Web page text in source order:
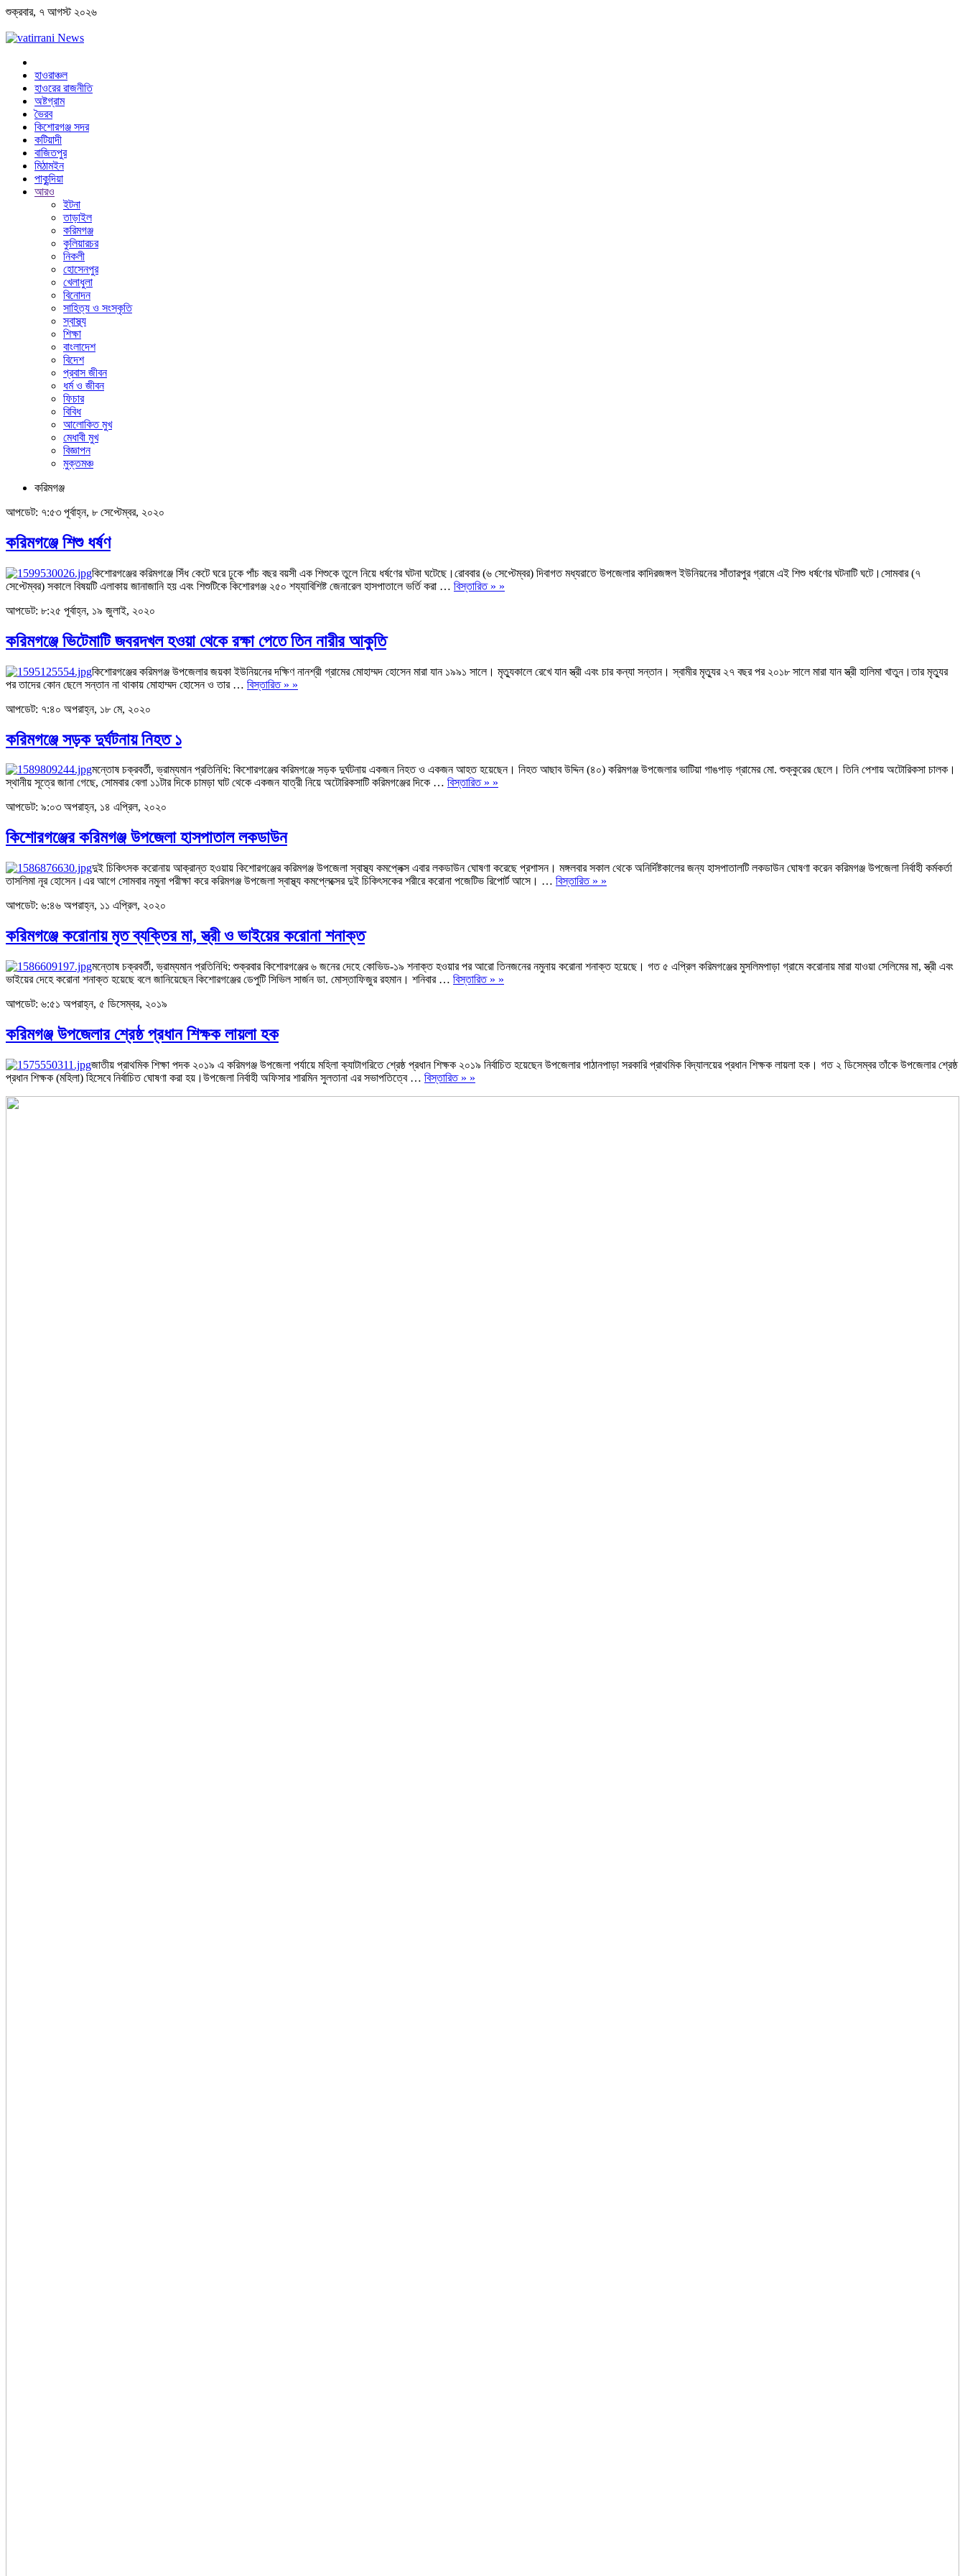
শুক্রবার, ৭ আগস্ট ২০২৬
হাওরাঞ্চল
হাওরের রাজনীতি
অষ্টগ্রাম
ভৈরব
কিশোরগঞ্জ সদর
কটিয়াদী
বাজিতপুর
মিঠামইন
পাকুন্দিয়া
আরও
ইটনা
তাড়াইল
করিমগঞ্জ
কুলিয়ারচর
নিকলী
হোসেনপুর
খেলাধুলা
বিনোদন
সাহিত্য ও সংস্কৃতি
স্বাস্থ্য
শিক্ষা
বাংলাদেশ
বিদেশ
প্রবাস জীবন
ধর্ম ও জীবন
ফিচার
বিবিধ
আলোকিত মুখ
মেধাবী মুখ
বিজ্ঞাপন
মুক্তমঞ্চ
করিমগঞ্জ
আপডেট: ৭:৫৩ পূর্বাহ্ন, ৮ সেপ্টেম্বর, ২০২০
করিমগঞ্জে শিশু ধর্ষণ
কিশোরগঞ্জের করিমগঞ্জে সিঁধ কেটে ঘরে ঢুকে পাঁচ বছর বয়সী এক শিশুকে তুলে নিয়ে ধর্ষণের ঘটনা ঘটেছে।রোববার (৬ সেপ্টেম্বর) দিবাগত মধ্যরাতে উপজেলার কাদিরজঙ্গল ইউনিয়নের সাঁতারপুর গ্রামে এই শিশু ধর্ষণের ঘটনাটি ঘটে।সোমবার (৭
সেপ্টেম্বর) সকালে বিষয়টি এলাকায় জানাজানি হয় এবং শিশুটিকে কিশোরগঞ্জ ২৫০ শয্যাবিশিষ্ট জেনারেল হাসপাতালে ভর্তি করা … বিস্তারিত » »
আপডেট: ৮:২৫ পূর্বাহ্ন, ১৯ জুলাই, ২০২০
করিমগঞ্জে ভিটেমাটি জবরদখল হওয়া থেকে রক্ষা পেতে তিন নারীর আকুতি
কিশোরগঞ্জের করিমগঞ্জ উপজেলার জয়কা ইউনিয়নের দক্ষিণ নানশ্রী গ্রামের মোহাম্মদ হোসেন মারা যান ১৯৯১ সালে। মৃত্যুকালে রেখে যান স্ত্রী এবং চার কন্যা সন্তান। স্বামীর মৃত্যুর ২৭ বছর পর ২০১৮ সালে মারা যান স্ত্রী হালিমা খাতুন।তার মৃত্যুর
পর তাদের কোন ছেলে সন্তান না থাকায় মোহাম্মদ হোসেন ও তার … বিস্তারিত » »
আপডেট: ৭:৪০ অপরাহ্ন, ১৮ মে, ২০২০
করিমগঞ্জে সড়ক দুর্ঘটনায় নিহত ১
মন্তোষ চক্রবর্তী, ভ্রাম্যমান প্রতিনিধি: কিশোরগঞ্জের করিমগঞ্জে সড়ক দুর্ঘটনায় একজন নিহত ও একজন আহত হয়েছেন। নিহত আছাব উদ্দিন (৪০) করিমগঞ্জ উপজেলার ভাটিয়া গাঙপাড় গ্রামের মো. শুক্কুরের ছেলে। তিনি পেশায় অটোরিকসা চালক।
স্থানীয় সূত্রে জানা গেছে, সোমবার বেলা ১১টার দিকে চামড়া ঘাট থেকে একজন যাত্রী নিয়ে অটোরিকসাটি করিমগঞ্জের দিকে … বিস্তারিত » »
আপডেট: ৯:০৩ অপরাহ্ন, ১৪ এপ্রিল, ২০২০
কিশোরগঞ্জের করিমগঞ্জ উপজেলা হাসপাতাল লকডাউন
দুই চিকিৎসক করোনায় আক্রান্ত হওয়ায় কিশোরগঞ্জের করিমগঞ্জ উপজেলা স্বাস্থ্য কমপ্লেক্স এবার লকডাউন ঘোষণা করেছে প্রশাসন। মঙ্গলবার সকাল থেকে অনির্দিষ্টকালের জন্য হাসপাতালটি লকডাউন ঘোষণা করেন করিমগঞ্জ উপজেলা নির্বাহী কর্মকর্তা
তাসলিমা নূর হোসেন।এর আগে সোমবার নমুনা পরীক্ষা করে করিমগঞ্জ উপজেলা স্বাস্থ্য কমপ্লেক্সের দুই চিকিৎসকের শরীরে করোনা পজেটিভ রিপোর্ট আসে। … বিস্তারিত » »
আপডেট: ৬:৪৬ অপরাহ্ন, ১১ এপ্রিল, ২০২০
করিমগঞ্জে করোনায় মৃত ব্যক্তির মা, স্ত্রী ও ভাইয়ের করোনা শনাক্ত
মন্তোষ চক্রবর্তী, ভ্রাম্যমান প্রতিনিধি: শুক্রবার কিশোরগঞ্জের ৬ জনের দেহে কোভিড-১৯ শনাক্ত হওয়ার পর আরো তিনজনের নমুনায় করোনা শনাক্ত হয়েছে। গত ৫ এপ্রিল করিমগঞ্জের মুসলিমপাড়া গ্রামে করোনায় মারা যাওয়া সেলিমের মা, স্ত্রী এবং
ভাইয়ের দেহে করোনা শনাক্ত হয়েছে বলে জানিয়েছেন কিশোরগঞ্জের ডেপুটি সিভিল সার্জন ডা. মোস্তাফিজুর রহমান। শনিবার … বিস্তারিত » »
আপডেট: ৬:৫১ অপরাহ্ন, ৫ ডিসেম্বর, ২০১৯
করিমগঞ্জ উপজেলার শ্রেষ্ঠ প্রধান শিক্ষক লায়লা হক
জাতীয় প্রাথমিক শিক্ষা পদক ২০১৯ এ করিমগঞ্জ উপজেলা পর্যায়ে মহিলা ক্যাটাগরিতে শ্রেষ্ঠ প্রধান শিক্ষক ২০১৯ নির্বাচিত হয়েছেন উপজেলার পাঠানপাড়া সরকারি প্রাথমিক বিদ্যালয়ের প্রধান শিক্ষক লায়লা হক। গত ২ ডিসেম্বর তাঁকে উপজেলার শ্রেষ্ঠ
প্রধান শিক্ষক (মহিলা) হিসেবে নির্বাচিত ঘোষণা করা হয়।উপজেলা নির্বাহী অফিসার শারমিন সুলতানা এর সভাপতিত্বে … বিস্তারিত » »